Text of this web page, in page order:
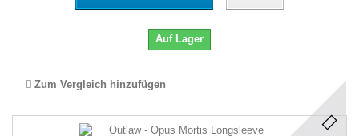
Auf Lager
Zum Vergleich hinzufügen